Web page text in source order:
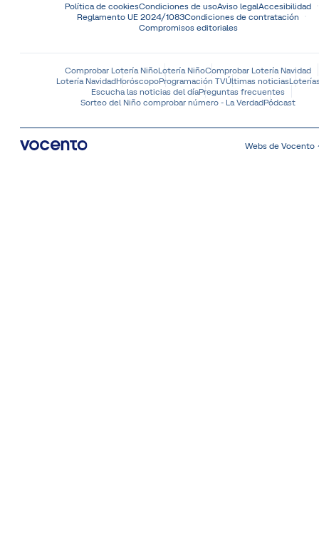
Política de cookiesCondiciones de usoAviso legalAccesibilidad
Reglamento UE 2024/1083Condiciones de contratación
Compromisos editoriales
Comprobar Lotería NiñoLotería NiñoComprobar Lotería Navidad
Lotería NavidadHoróscopoProgramación TVÚltimas noticias
Escucha las noticias del díaPreguntas frecuentes
Sorteo del Niño comprobar número - La VerdadPódcast
Webs de Vocento